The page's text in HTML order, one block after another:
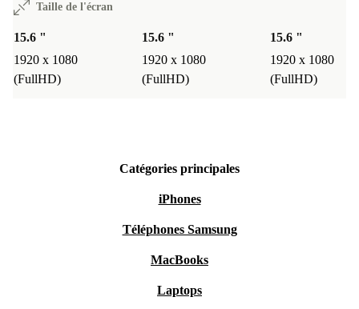
Taille de l'écran
15.6 "
1920 x 1080
(FullHD)
15.6 "
1920 x 1080
(FullHD)
15.6 "
1920 x 1080
(FullHD)
Catégories principales
iPhones
Téléphones Samsung
MacBooks
Laptops